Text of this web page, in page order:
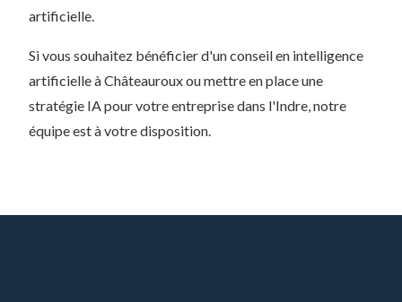
artificielle.
Si vous souhaitez bénéficier d'un conseil en intelligence
artificielle à Châteauroux ou mettre en place une
stratégie IA pour votre entreprise dans l'Indre, notre
équipe est à votre disposition.